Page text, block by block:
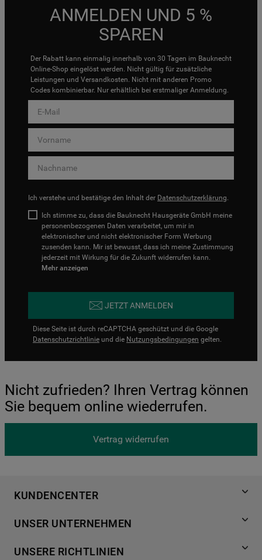
ANMELDEN UND 5 %
SPAREN
Der Rabatt kann einmalig innerhalb von 30 Tagen im Bauknecht
Online-Shop eingelöst werden. Nicht gültig für zusätzliche
Leistungen und Versandkosten. Nicht mit anderen Promo
Codes kombinierbar. Nur erhältlich bei erstmaliger Anmeldung.
Ich verstehe und bestätige den Inhalt der Datenschutzerklärung.
Ich stimme zu, dass die Bauknecht Hausgeräte GmbH meine
personenbezogenen Daten verarbeitet, um mir in
elektronischer und nicht elektronischer Form Werbung
zusenden kann. Mir ist bewusst, dass ich meine Zustimmung
jederzeit mit Wirkung für die Zukunft widerrufen kann.
Mehr anzeigen
JETZT ANMELDEN
Diese Seite ist durch reCAPTCHA geschützt und die Google
Datenschutzrichtlinie und die Nutzungsbedingungen gelten.
Nicht zufrieden? Ihren Vertrag können
Sie bequem online wiederrufen.
Vertrag widerrufen
KUNDENCENTER
Händlersuche
Häufige Fragen
UNSER UNTERNEHMEN
Für Händler
UNSERE RICHTLINIEN